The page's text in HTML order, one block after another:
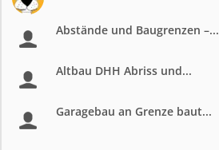
Abstände und Baugrenzen –...
Altbau DHH Abriss und...
Garagebau an Grenze baut...